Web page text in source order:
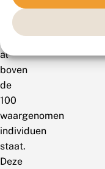
kleine
al
boven
de
100
waargenomen
individuen
staat.
Deze